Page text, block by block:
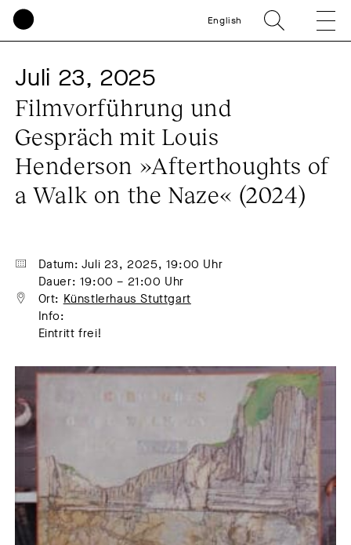
English
Juli 23, 2025
Filmvorführung und
Gespräch mit Louis
Henderson »Afterthoughts of
a Walk on the Naze« (2024)
Datum: Juli 23, 2025, 19:00 Uhr
Dauer: 19:00 – 21:00 Uhr
Ort: Künstlerhaus Stuttgart
Info:
Eintritt frei!